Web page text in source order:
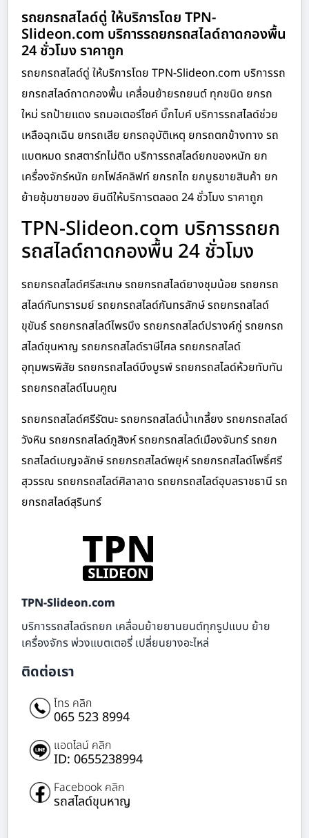
รถยกรถสไลด์ดู่ ให้บริการโดย TPN-
Slideon.com บริการรถยกรถสไลด์ถาดกองพื้น
24 ชั่วโมง ราคาถูก
รถยกรถสไลด์ดู่ ให้บริการโดย TPN-Slideon.com บริการรถ
ยกรถสไลด์ถาดกองพื้น เคลื่อนย้ายรถยนต์ ทุกชนิด ยกรถ
ใหม่ รถป้ายแดง รถมอเตอร์ไซค์ บิ๊กไบค์ บริการรถสไลด์ช่วย
เหลือฉุกเฉิน ยกรถเสีย ยกรถอุบัติเหตุ ยกรถตกข้างทาง รถ
แบตหมด รถสตาร์ทไม่ติด บริการรถสไลด์ยกของหนัก ยก
เครื่องจักร์หนัก ยกโฟล์คลิฟท์ ยกรถไถ ยกบูธขายสินค้า ยก
ย้ายซุ้มขายของ ยินดีให้บริการตลอด 24 ชั่วโมง ราคาถูก
TPN-Slideon.com บริการรถยก
รถสไลด์ถาดกองพื้น 24 ชั่วโมง
รถยกรถสไลด์ศรีสะเกษ รถยกรถสไลด์ยางชุมน้อย รถยกรถ
สไลด์กันทรารมย์ รถยกรถสไลด์กันทรลักษ์ รถยกรถสไลด์
ขุขันธ์ รถยกรถสไลด์ไพรบึง รถยกรถสไลด์ปรางค์กู่ รถยกรถ
สไลด์ขุนหาญ รถยกรถสไลด์ราษีไศล รถยกรถสไลด์
อุทุมพรพิสัย รถยกรถสไลด์บึงบูรพ์ รถยกรถสไลด์ห้วยทับทัน
รถยกรถสไลด์โนนคูณ
รถยกรถสไลด์ศรีรัตนะ รถยกรถสไลด์น้ำเกลี้ยง รถยกรถสไลด์
วังหิน รถยกรถสไลด์ภูสิงห์ รถยกรถสไลด์เมืองจันทร์ รถยก
รถสไลด์เบญจลักษ์ รถยกรถสไลด์พยุห์ รถยกรถสไลด์โพธิ์ศรี
สุวรรณ รถยกรถสไลด์ศิลาลาด รถยกรถสไลด์อุบลราชธานี รถ
ยกรถสไลด์สุรินทร์
TPN-Slideon.com
บริการรถสไลด์รถยก เคลื่อนย้ายยานยนต์ทุกรูปแบบ ย้าย
เครื่องจักร พ่วงแบตเตอรี่ เปลี่ยนยางอะไหล่
ติดต่อเรา
โทร คลิก
065 523 8994
แอดไลน์ คลิก
ID: 0655238994
Facebook คลิก
รถสไลด์ขุนหาญ